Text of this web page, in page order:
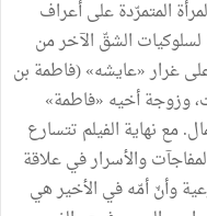
المتمرّدة على أعراف
لسلوكيات الشقّ الآخر من
غرار «عايشه» (فاطمة بن
وزوجة أخيه «فاطمة»
مع نهاية الفيلم تتسارع
والأسرار في علاقة
وأنّ أمّه في الأخير هي